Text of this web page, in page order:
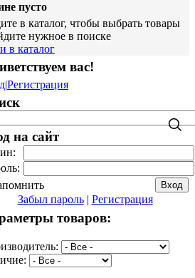
пусто
в каталог, чтобы выбрать товары
нужное в поиске
в каталог
вас!
|Регистрация
на сайт
Забыл пароль| Регистрация
товаров: